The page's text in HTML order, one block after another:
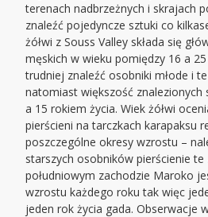
terenach nadbrzeżnych i skrajach
znaleźć pojedyncze sztuki co
żółwi z Souss Valley składa się
męskich w wieku pomiędzy 16 a
trudniej znaleźć osobniki młode i
natomiast większość znalezionych
a 15 rokiem życia. Wiek żółwi
pierścieni na tarczkach karapaksu
poszczególne okresy wzrostu –
starszych osobników pierścienie te
południowym zachodzie Maroko
wzrostu każdego roku tak więc
jeden rok życia gada. Obserwacje